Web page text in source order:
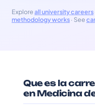
Exploreall university careers
methodology works· See
Que es la
en Medicina